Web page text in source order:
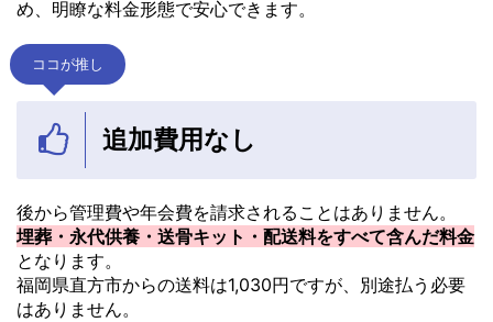
め、明瞭な料金形態で安心できます。
ココが推し
追加費用なし
後から管理費や年会費を請求されることはありません。
埋葬・永代供養・送骨キット・配送料をすべて含んだ料金
となります。
福岡県直方市からの送料は1,030円ですが、別途払う必要
はありません。